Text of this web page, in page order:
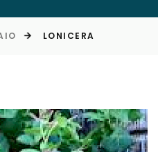
LONICERA